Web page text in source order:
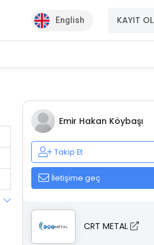
English KAYIT OL
Emir Hakan Köybaşı
Takip Et
İletişime geç
CRT METAL